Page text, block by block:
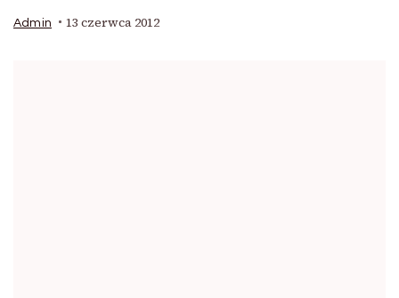
Admin 13 czerwca 2012